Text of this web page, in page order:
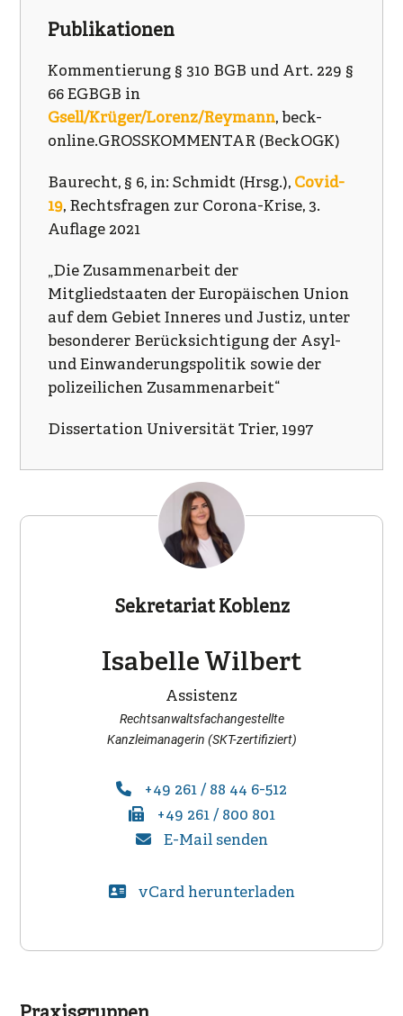
Publikationen
Kommentierung § 310 BGB und Art. 229 §
66 EGBGB in
Gsell/Krüger/Lorenz/Reymann, beck-
online.GROSSKOMMENTAR (BeckOGK)
Baurecht, § 6, in: Schmidt (Hrsg.), Covid-
19, Rechtsfragen zur Corona-Krise, 3.
Auflage 2021
„Die Zusammenarbeit der
Mitgliedstaaten der Europäischen Union
auf dem Gebiet Inneres und Justiz, unter
besonderer Berücksichtigung der Asyl-
und Einwanderungspolitik sowie der
polizeilichen Zusammenarbeit“
Dissertation Universität Trier, 1997
Sekretariat Koblenz
Isabelle Wilbert
Assistenz
Rechtsanwaltsfachangestellte
Kanzleimanagerin (SKT-zertifiziert)
+49 261 / 88 44 6-512
+49 261 / 800 801
E-Mail senden
vCard herunterladen